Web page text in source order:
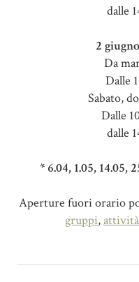
dalle
2
Da
Dalle
Sabato,
Dalle
dalle
* 6.04, 1.05, 14.05,
Aperture fuori orario
gruppi,